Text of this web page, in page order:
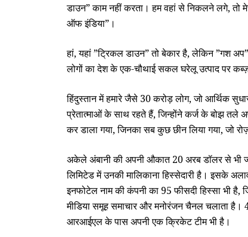
डाउन” काम नहीं करता। हम वहां से निकलने लगे, तो
ऑफ इंडिया”।
हां, यहां ”ट्रिकल डाउन” तो बेकार है, लेकिन ”गश
लोगों का देश के एक-चौथाई सकल घरेलू उत्‍पाद पर
हिंदुस्‍तान में हमारे जैसे 30 करोड़ लोग, जो आर्थिक
प्रेतात्‍माओं के साथ रहते हैं, जिन्‍होंने कर्ज के बोझ तले
कर डाला गया, जिनका सब कुछ छीन लिया गया, जो
अकेले अंबानी की अपनी औकात 20 अरब डॉलर से भी
लिमिटेड में उनकी मालिकाना हिस्‍सेदारी है। इसके
इनफोटेल नाम की कंपनी का 95 फीसदी हिस्‍सा भी है,
मीडिया समूह समाचार और मनोरंजन चैनल चलाता
आरआईएल के पास अपनी एक क्रिकेट टीम भी है।